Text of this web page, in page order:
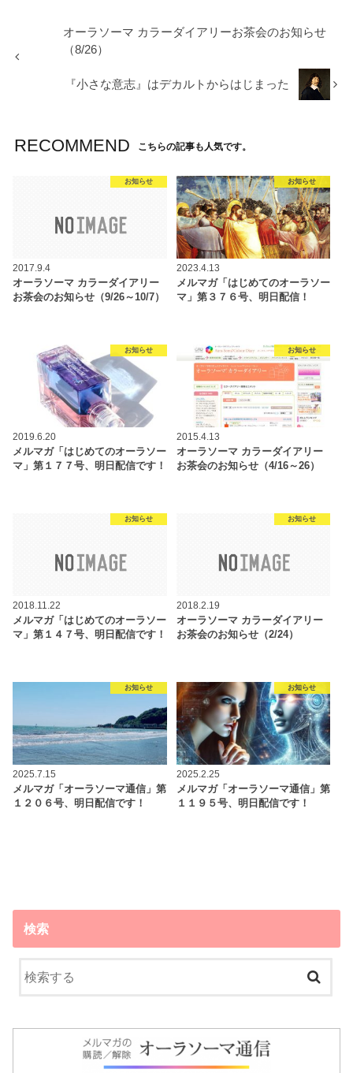
オーラソーマ カラーダイアリーお茶会のお知らせ
（8/26）
『小さな意志』はデカルトからはじまった
RECOMMEND こちらの記事も人気です。
お知らせ
2017.9.4
オーラソーマ カラーダイアリー
お茶会のお知らせ（9/26～10/7）
お知らせ
2023.4.13
メルマガ「はじめてのオーラソー
マ」第３７６号、明日配信！
お知らせ
2019.6.20
メルマガ「はじめてのオーラソー
マ」第１７７号、明日配信です！
お知らせ
2015.4.13
オーラソーマ カラーダイアリー
お茶会のお知らせ（4/16～26）
お知らせ
2018.11.22
メルマガ「はじめてのオーラソー
マ」第１４７号、明日配信です！
お知らせ
2018.2.19
オーラソーマ カラーダイアリー
お茶会のお知らせ（2/24）
お知らせ
2025.7.15
メルマガ「オーラソーマ通信」第
１２０６号、明日配信です！
お知らせ
2025.2.25
メルマガ「オーラソーマ通信」第
１１９５号、明日配信です！
検索